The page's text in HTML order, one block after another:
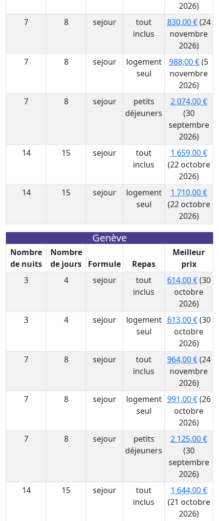
2026)
7
8 sejour
tout
inclus
830,00 €(24
novembre
2026)
7
8 sejour
logement
seul
988,00 €(5
novembre
2026)
7
8 sejour
petits
déjeuners
2 074,00 €
(30
septembre
2026)
14
15 sejour
tout
inclus
1 659,00 €
(22 octobre
2026)
14
15 sejour
logement
seul
1 710,00 €
(22 octobre
2026)
Genève
Nombre
de nuits
Nombre
de jours
Formule Repas
Meilleur
prix
3
4 sejour
tout
inclus
614,00 €(30
octobre
2026)
3
4 sejour
logement
seul
613,00 €(30
octobre
2026)
7
8 sejour
tout
inclus
964,00 €(24
novembre
2026)
7
8 sejour
logement
seul
991,00 €(26
octobre
2026)
7
8 sejour
petits
déjeuners
2 125,00 €
(30
septembre
2026)
14
15 sejour
tout
inclus
1 644,00 €
(21 octobre
2026)